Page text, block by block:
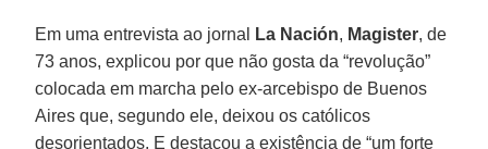
Em uma entrevista ao jornal La Nación, Magister, de
73 anos, explicou por que não gosta da “revolução”
colocada em marcha pelo ex-arcebispo de Buenos
Aires que, segundo ele, deixou os católicos
desorientados. E destacou a existência de “um forte